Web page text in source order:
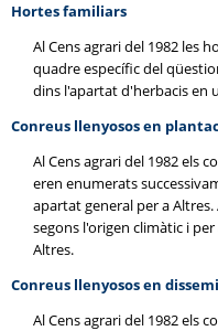
Hortes familiars
Al Cens agrari del 1982 les
quadre específic del
dins l'apartat d'herbacis en
Conreus llenyosos en
Al Cens agrari del 1982 els
eren enumerats
apartat general per a
segons l'origen climàtic i
Altres.
Conreus llenyosos en
Al Cens agrari del 1982 els